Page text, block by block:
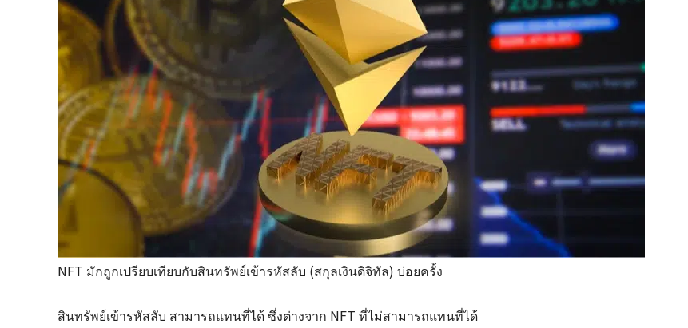
NFT มักถูกเปรียบเทียบกับสินทรัพย์เข้ารหัสลับ (สกุลเงินดิจิทัล) บ่อยครั้ง
สินทรัพย์เข้ารหัสลับ สามารถแทนที่ได้ ซึ่งต่างจาก NFT ที่ไม่สามารถแทนที่ได้